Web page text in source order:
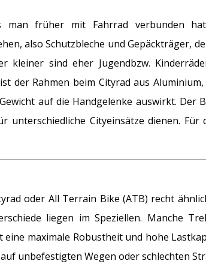
früher mit Fahrrad verbunden
also Schutzbleche und Gepäckträger,
kleiner sind eher Jugendbzw.
der Rahmen beim Cityrad aus
auf die Handgelenke auswirkt.
unterschiedliche Cityeinsätze dienen.
oder All Terrain Bike (ATB) recht
liegen im Speziellen. Manche
eine maximale Robustheit und hohe
unbefestigten Wegen oder schlechten